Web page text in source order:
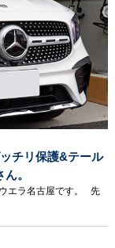
チリ保護&テール
。
エラ名古屋です。 先